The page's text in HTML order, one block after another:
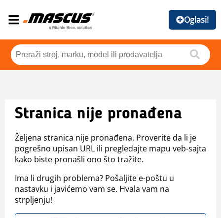
Oglasi!
Stranica nije pronađena
Željena stranica nije pronađena. Proverite da li je
pogrešno upisan URL ili pregledajte mapu veb-sajta
kako biste pronašli ono što tražite.
Ima li drugih problema? Pošaljite e-poštu u
nastavku i javićemo vam se. Hvala vam na
strpljenju!